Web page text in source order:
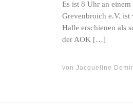
Es ist 8 Uhr an
Grevenbroich e.V. ist
Halle erschienen als
der AOK […]
von Jacqueline Demir